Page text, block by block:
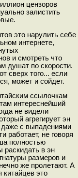
цензоров
залистить
это нарулить себе
интернете,
и смотреть что
душат по скорости.
сверх того... если
может и сойдет.
ссылочкам
интереснейший
не видели
агрегирует эн
с выпадениями
работает, не говоря
полностью
раскидать в эн
размеров и
же пролетают. А
это